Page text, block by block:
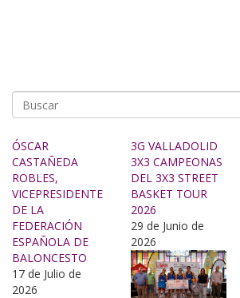
ÓSCAR
CASTAÑEDA
ROBLES,
VICEPRESIDENTE
DE LA
FEDERACIÓN
ESPAÑOLA DE
BALONCESTO
17 de Julio de
2026
3G VALLADOLID
3X3 CAMPEONAS
DEL 3X3 STREET
BASKET TOUR
2026
29 de Junio de
2026